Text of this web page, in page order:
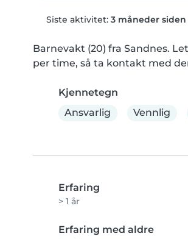
Siste aktivitet: 3 måneder siden
Barnevakt (20) fra Sandnes.
per time, så ta kontakt med
Kjennetegn
Ansvarlig
Vennlig
Erfaring
> 1 år
Erfaring med aldre